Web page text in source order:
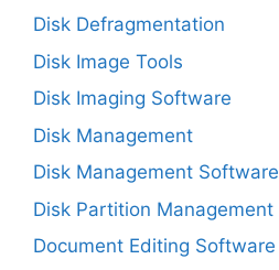
Disk Defragmentation
Disk Image Tools
Disk Imaging Software
Disk Management
Disk Management Software
Disk Partition Management
Document Editing Software